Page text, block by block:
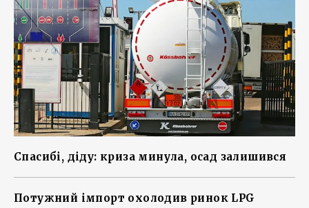
Спасибі, діду: криза минула, осад залишився
Потужний імпорт охолодив ринок LPG